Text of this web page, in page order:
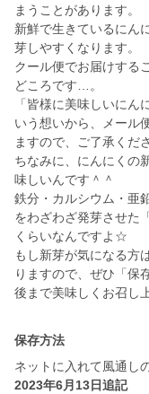
まうことがあります。
新鮮で生きているにん
芽しやすくなります。
クール便でお届けする
どころです…。
「皆様に美味しいにん
いう想いから、メール
ますので、ご了承くだ
ちなみに、にんにくの
味しいんです＾＾
鉄分・カルシウム・亜
をわざわざ発芽させた
くらいなんですよ☆
もし新芽が気になる方
りますので、ぜひ「保
後まで美味しくお召し
保存方法
ネットに入れて風通し
2023年6月13日追記